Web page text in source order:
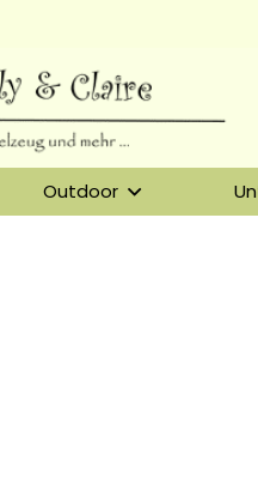
Outdoor